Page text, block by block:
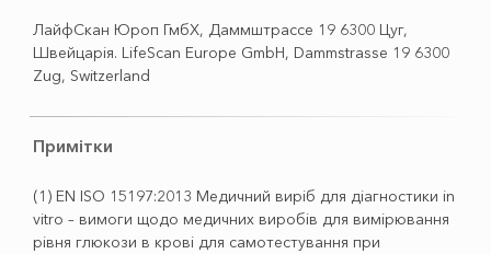
ЛайфСкан Юроп ГмбХ, Даммштрассе 19 6300 Цуг,
Швейцарія. LifeScan Europe GmbH, Dammstrasse 19 6300
Zug, Switzerland
Примітки
(1) EN ISO 15197:2013 Медичний виріб для діагностики in
vitro – вимоги щодо медичних виробів для вимірювання
рівня глюкози в крові для самотестування при